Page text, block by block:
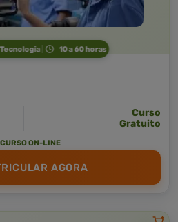
10 a 60 horas
Curso
Gratuito
CURSO ON-LINE
AGORA